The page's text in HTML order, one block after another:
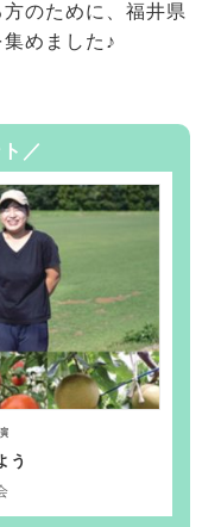
のために、福井県
めました♪
／
う